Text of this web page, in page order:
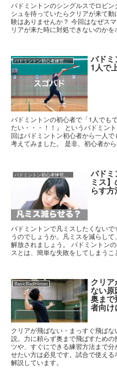
バドミントンのシングルスでロビ
シュを待っていたらクリアが来て
験はありませんか？ 今回はなぜス
リアが来た時に対処できないのか
バドミントン初心者練習メニュー バドミ
1人で
バドミントンの初心者で「1人でも
たい・・・！！』 というバドミン
回はバドミントン初心者から一人
考えてみました。 是非、初心者か
バドミントン初心者練習メニュー バドミ
ミス
らす方
バドミントンで凡ミスしたくない
うのでしょうか。凡ミスを減らし
解放されましょう。 バドミントン
スとは、簡単な失敗をしてしまうこ
BasicBadminton クリ
ない原
奥まで
者向け
クリアが飛ばない・まっすぐ飛ば
説。力に頼らず奥まで飛ばすため
ツや、すぐにできる練習方法まで
せたい方は必見です。試合で使え
解説しています。